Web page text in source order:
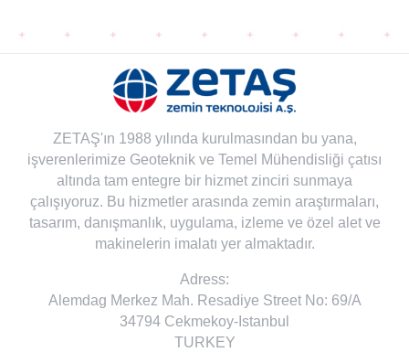
ZETAŞ'ın 1988 yılında kurulmasından bu yana,
işverenlerimize Geoteknik ve Temel Mühendisliği çatısı
altında tam entegre bir hizmet zinciri sunmaya
çalışıyoruz. Bu hizmetler arasında zemin araştırmaları,
tasarım, danışmanlık, uygulama, izleme ve özel alet ve
makinelerin imalatı yer almaktadır.
Adress:
Alemdag Merkez Mah. Resadiye Street No: 69/A
34794 Cekmekoy-Istanbul
TURKEY